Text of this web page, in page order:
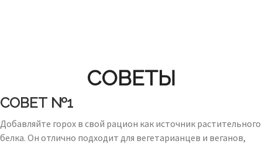
СОВЕТЫ
СОВЕТ №1
Добавляйте горох в свой рацион как источник растительного
белка. Он отлично подходит для вегетарианцев и веганов,